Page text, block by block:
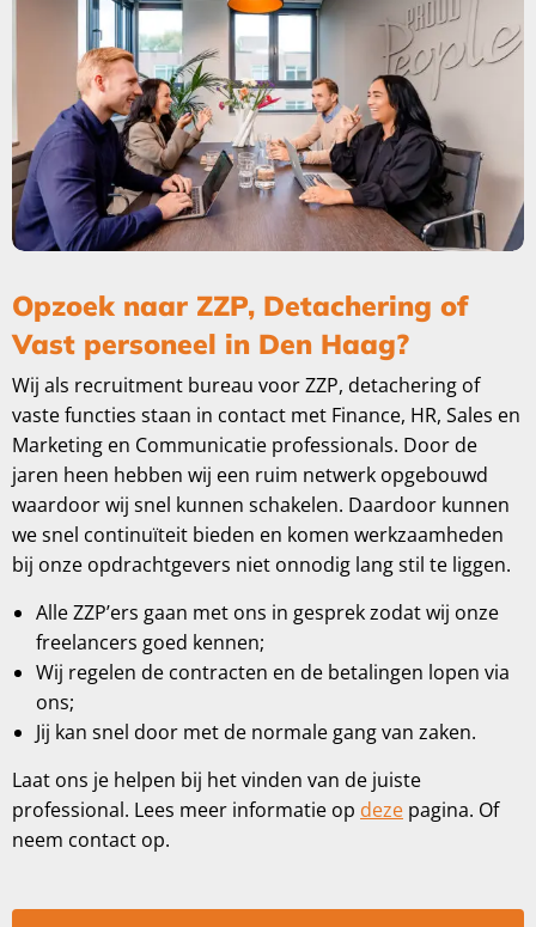
Opzoek naar ZZP, Detachering of
Vast personeel in Den Haag?
Wij als recruitment bureau voor ZZP, detachering of
vaste functies staan in contact met Finance, HR, Sales en
Marketing en Communicatie professionals. Door de
jaren heen hebben wij een ruim netwerk opgebouwd
waardoor wij snel kunnen schakelen. Daardoor kunnen
we snel continuïteit bieden en komen werkzaamheden
bij onze opdrachtgevers niet onnodig lang stil te liggen.
Alle ZZP’ers gaan met ons in gesprek zodat wij onze
freelancers goed kennen;
Wij regelen de contracten en de betalingen lopen via
ons;
Jij kan snel door met de normale gang van zaken.
Laat ons je helpen bij het vinden van de juiste
professional. Lees meer informatie op deze pagina. Of
neem contact op.